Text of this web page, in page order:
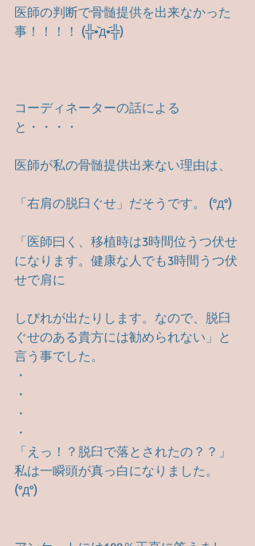
医師の判断で骨髄提供を出来なかった
事！！！！ (╬•᷅д•᷄╬)
コーディネーターの話による
と・・・・
医師が私の骨髄提供出来ない理由は、
「右肩の脱臼ぐせ」だそうです。 (°д°)
「医師曰く、移植時は3時間位うつ伏せ
になります。健康な人でも3時間うつ伏
せで肩に
しびれが出たりします。なので、脱臼
ぐせのある貴方には勧められない」と
言う事でした。
・
・
・
・
「えっ！？脱臼で落とされたの？？」
私は一瞬頭が真っ白になりました。
(°д°)